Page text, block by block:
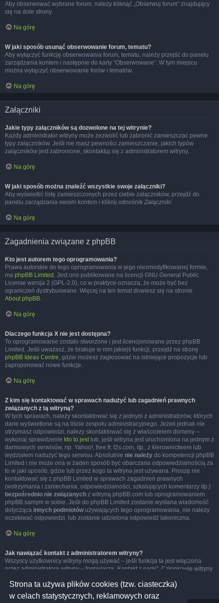
Strona ta używa plików cookies (tzw. ciasteczka)
w celach statystycznych, reklamowych oraz
Aby obserwować wybrane forum, należy kliknąć „Obserwuj forum” znajdujący
się na dole strony.
Na górę
W jaki sposób usunąć obserwowanie forum, tematu?
Aby wyłączyć funkcję obserwowania forum, tematu, należy przejść do panelu
zarządzania kontem i następnie do karty “Obserwowane”. W tym miejscu
można wyłączyć obserwowanie forów i tematów.
Na górę
Załączniki
Jakie typy załączników są dozwolone na tej witrynie?
Każdy administrator witryny może zezwolić lub zabronić zamieszczać pewne
typy załączników. Jeśli nie masz pewności zamieszczanie, jakich typów
załączników jest zabronione, skontaktuj się z administratorem witryny.
Na górę
W jaki sposób można znaleźć wszystkie swoje załączniki?
Aby wyświetlić listę zamieszczonych przez ciebie załączników, przejdź do
panelu zarządzania swoim kontem i kliknij odnośnik Załączniki.
Na górę
Zagadnienia związane z phpBB
Kto jest autorem tego oprogramowania?
Prawa autorskie do tego oprogramowania w jego niezmodyfikowanej formie,
ma phpBB Limited . Jest ono publikowane na licencji GNU General Public
License wersja 2 (GPL-2.0), co w praktyce oznacza, że może być bez
ograniczeń dystrybuowane. Więcej na ten temat dowiesz się na stronie
About phpBB.
Na górę
Dlaczego funkcja X nie jest dostępna?
To oprogramowanie zostało stworzone i jest licencjonowane przez phpBB
Limited. Jeśli uważasz, że brakuje w nim jakiejś funkcji, przejdź na stronę
phpBB Ideas Centre, gdzie możesz zagłosować na istniejące propozycje lub
zaproponować nowe funkcje.
Na górę
Z kim się kontaktować w sprawach nadużyć lub zagadnień prawnych
związanych z tą witryną?
W tych sprawach, należy skontaktować się z jednym z administratorów, których
dane wyświetlone są na liście zespołu administracyjnego. Jeżeli jednak nie
otrzymasz odpowiedzi, należy skontaktować się z właścicielem domeny –
wykonaj sprawdzenie kto to jestlub, jeśli witryna jest uruchomiona na jednym z
darmowych serwisów, np. Yahoo!, free.fr, f2s.com, itp., z kierownictwem lub
wydziałem nadużyć tego serwisu. Absolutnie nie należy do kompetencji phpBB
Limited i nie może ona w żaden sposób być obarczana odpowiedzialnością za
to w jaki sposób, gdzie lub przez kogo ta witryna jest używana. Proszę nie
kontaktować się z phpBB Limited w sprawach zagadnień prawnych
(wstrzymania i zaniechania, odpowiedzialności, szkalujących komentarzy itp.)
bezpośrednio nie związanych z witryną phpBB.com lub oprogramowaniem
phpBB samym w sobie. Jeśli do phpBB Limited zostanie wysłana wiadomość
dotycząca innych podmiotów używających tego oprogramowania, nie należy
oczekiwać odpowiedzi, lub zostanie udzielona odpowiedź lakoniczna.
Na górę
Jak nawiązać kontakt z administratorem witryny?
Wszyscy użytkownicy witryny mogą używać – jeśli funkcja ta jest włączona
przez administratora witryny – formularza „Kontakt z nami”. Członkowie witryny
Na górę